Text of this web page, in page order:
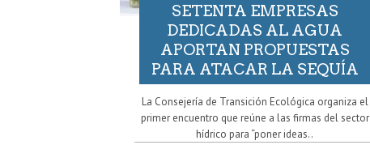
SETENTA EMPRESAS
DEDICADAS AL AGUA
APORTAN PROPUESTAS
PARA ATACAR LA SEQUÍA
La Consejería de Transición Ecológica organiza el
primer encuentro que reúne a las firmas del sector
hídrico para “poner ideas..